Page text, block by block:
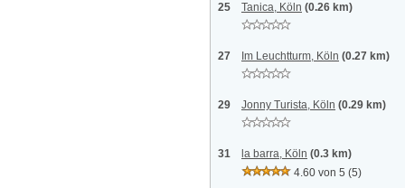
25 Tanica, Köln (0.26 km)
27 Im Leuchtturm, Köln (0.27 km)
29 Jonny Turista, Köln (0.29 km)
31 la barra, Köln (0.3 km)
4.60 von 5 (5)